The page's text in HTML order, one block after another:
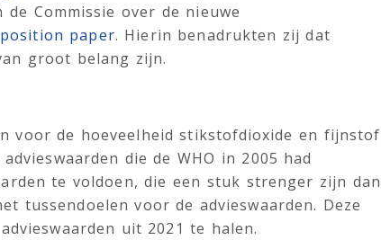
Commissie over de nieuwe
position paper. Hierin benadrukten zij dat
groot belang zijn.
voor de hoeveelheid stikstofdioxide en fijnstof
die de WHO in 2005 had
te voldoen, die een stuk strenger zijn dan
tussendoelen voor de advieswaarden. Deze
uit 2021 te halen.